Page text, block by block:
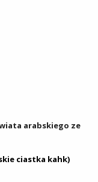
arabskiego ze
ciastka kahk)